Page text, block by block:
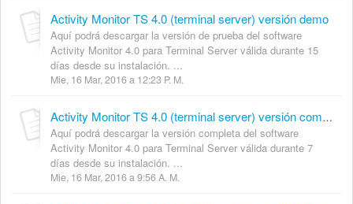
Activity Monitor TS 4.0 (terminal server) versión demo
Aquí podrá descargar la versión de prueba del software
Activity Monitor 4.0 para Terminal Server válida durante 15
días desde su instalación. ...
Mie, 16 Mar, 2016 a 12:23 P. M.
Activity Monitor TS 4.0 (terminal server) versión completa
Aquí podrá descargar la versión completa del software
Activity Monitor 4.0 para Terminal Server válida durante 7
días desde su instalación. ...
Mie, 16 Mar, 2016 a 9:56 A. M.